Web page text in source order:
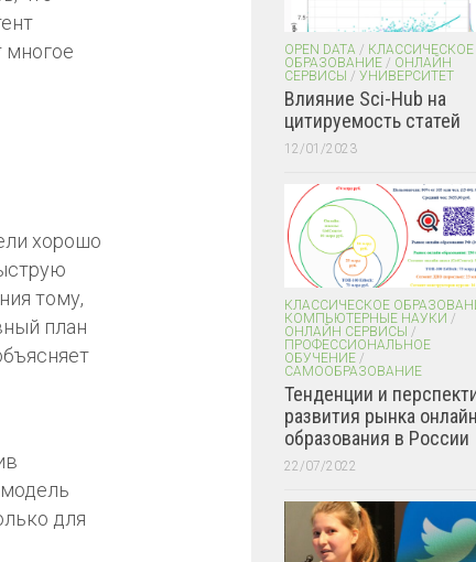
многое
хорошо
тому,
план
для
OPEN DATA / КЛАССИЧЕСКОЕ
ОБРАЗОВАНИЕ / ОНЛАЙН
СЕРВИСЫ / УНИВЕРСИТЕТ
Влияние Sci-Hub на
цитируемость статей
12/01/2023
КЛАССИЧЕСКОЕ
КОМПЬЮТЕРНЫЕ НАУКИ /
ОНЛАЙН СЕРВИСЫ /
ПРОФЕССИОНАЛЬНОЕ
ОБУЧЕНИЕ /
САМООБРАЗОВАНИЕ
Тенденции и
развития рынка
образования в России
22/07/2022